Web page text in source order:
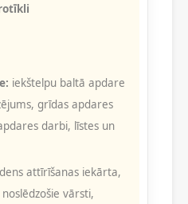
iekštelpu baltā apdare
grīdas apdares
darbi, līstes un
attīrīšanas iekārta,
vārsti,